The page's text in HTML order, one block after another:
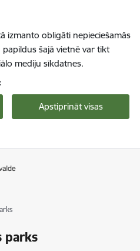
izmanto obligāti nepieciešamās
šajā vietnē var tikt
mediju sīkdatnes.
Apstiprināt visas
parks